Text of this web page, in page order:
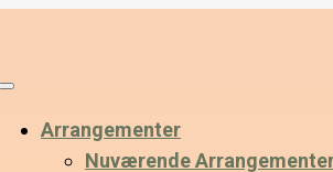
Arrangementer
Nuværende